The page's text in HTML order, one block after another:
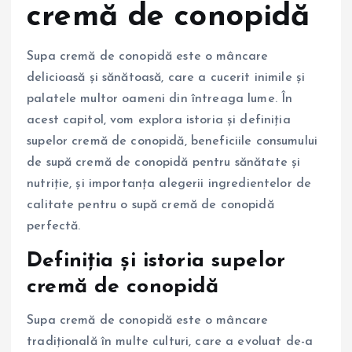
cremă de conopidă
Supa cremă de conopidă este o mâncare
delicioasă și sănătoasă, care a cucerit inimile și
palatele multor oameni din întreaga lume. În
acest capitol, vom explora istoria și definiția
supelor cremă de conopidă, beneficiile consumului
de supă cremă de conopidă pentru sănătate și
nutriție, și importanța alegerii ingredientelor de
calitate pentru o supă cremă de conopidă
perfectă.
Definiția și istoria supelor
cremă de conopidă
Supa cremă de conopidă este o mâncare
tradițională în multe culturi, care a evoluat de-a